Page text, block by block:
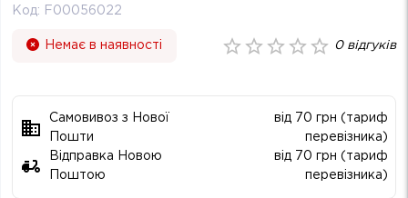
Код: F00056022
Немає в наявності 0відгуків
Самовивоз з Нової
Пошти
від 70 грн (тариф
перевізника)
Відправка Новою
Поштою
від 70 грн (тариф
перевізника)